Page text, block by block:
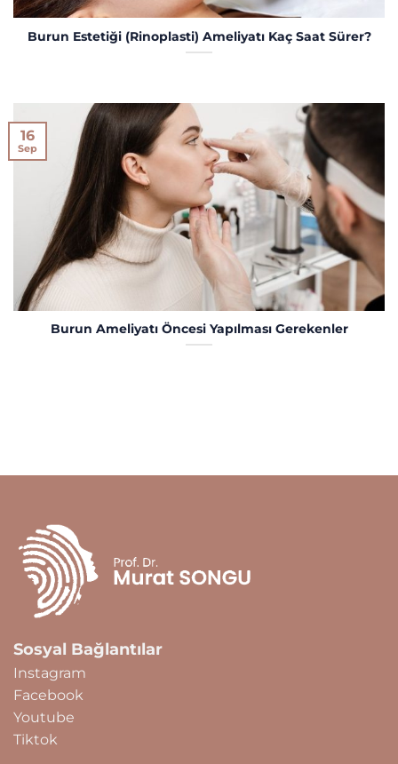
Burun Estetiği (Rinoplasti) Ameliyatı Kaç Saat Sürer?
Burun Ameliyatı Öncesi Yapılması Gerekenler
16
Sep
Sosyal Bağlantılar
Instagram
Facebook
Youtube
Tiktok